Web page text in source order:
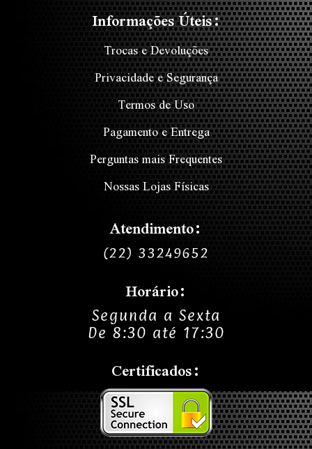
Informações Úteis:
Trocas e Devoluções
Privacidade e Segurança
Termos de Uso
Pagamento e Entrega
Perguntas mais Frequentes
Nossas Lojas Físicas
Atendimento:
(22) 33249652
Horário:
Segunda a Sexta
De 8:30 até 17:30
Certificados: